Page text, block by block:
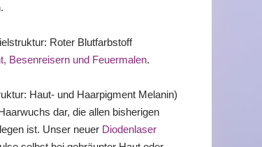
Roter Blutfarbstoff
Besenreisern und Feuermalen.
Haut- und Haarpigment Melanin)
dar, die allen bisherigen
ist. Unser neuer Diodenlaser